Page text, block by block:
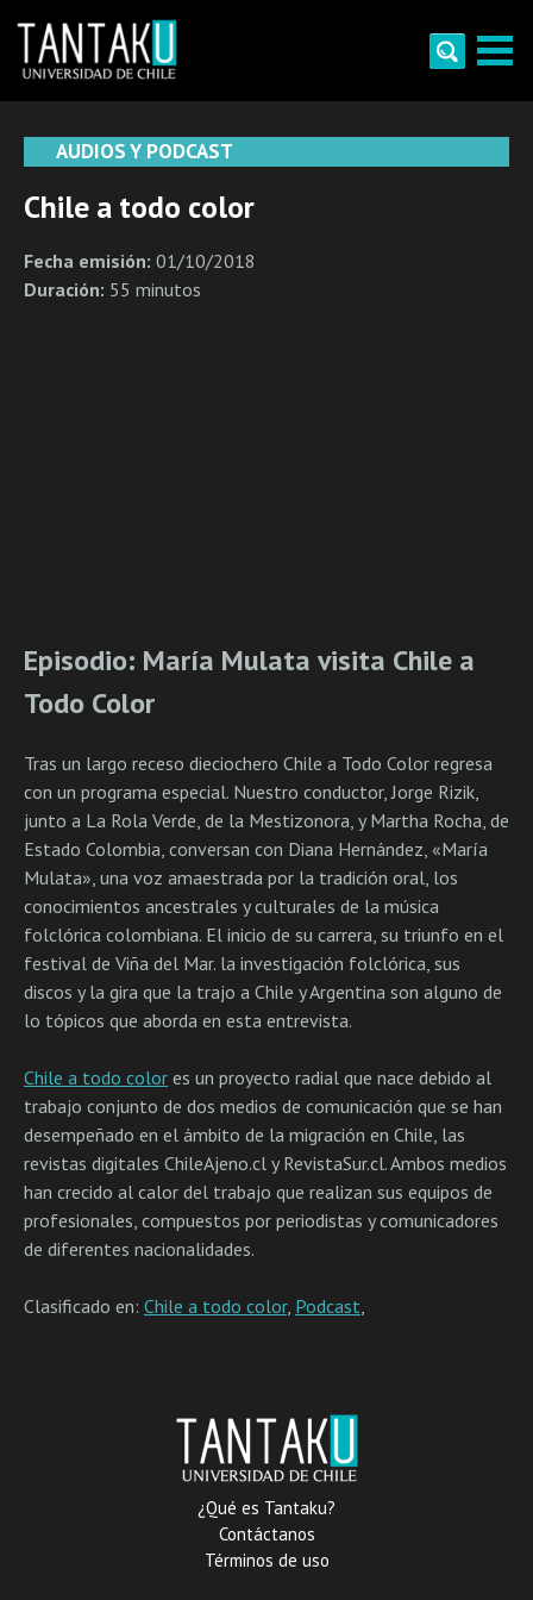
content
AUDIOS Y PODCAST
Chile a todo color
Fecha emisión: 01/10/2018
Duración: 55 minutos
Episodio: María Mulata visita Chile a
Todo Color
Tras un largo receso dieciochero Chile a Todo Color regresa
con un programa especial. Nuestro conductor, Jorge Rizik,
junto a La Rola Verde, de la Mestizonora, y Martha Rocha, de
Estado Colombia, conversan con Diana Hernández, «María
Mulata», una voz amaestrada por la tradición oral, los
conocimientos ancestrales y culturales de la música
folclórica colombiana. El inicio de su carrera, su triunfo en el
festival de Viña del Mar. la investigación folclórica, sus
discos y la gira que la trajo a Chile y Argentina son alguno de
lo tópicos que aborda en esta entrevista.
Chile a todo color es un proyecto radial que nace debido al
trabajo conjunto de dos medios de comunicación que se han
desempeñado en el ámbito de la migración en Chile, las
revistas digitales ChileAjeno.cl y RevistaSur.cl. Ambos medios
han crecido al calor del trabajo que realizan sus equipos de
profesionales, compuestos por periodistas y comunicadores
de diferentes nacionalidades.
Clasificado en: Chile a todo color, Podcast,
¿Qué es Tantaku?
Contáctanos
Términos de uso